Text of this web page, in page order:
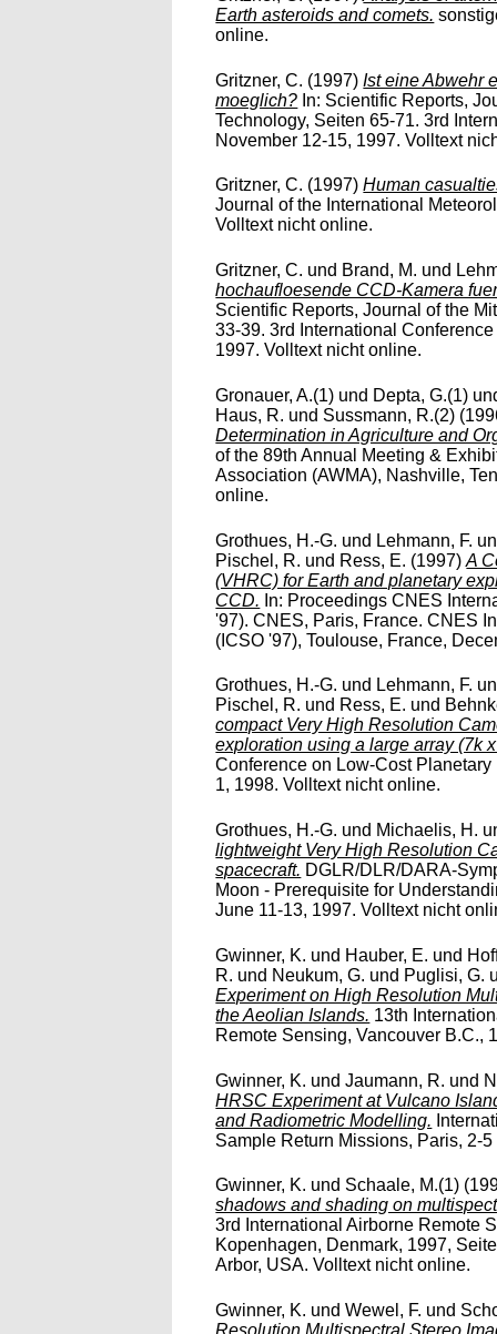
Earth asteroids and comets.
online.
Gritzner, C. (1997)Ist eine Abwehr
moeglich? In: Scientific Reports,
Technology, Seiten 65-71. 3rd
November 12-15, 1997. Volltext
Gritzner, C. (1997)Human
Journal of the International
Volltext nicht online.
Gritzner, C. und Brand, M. und
hochaufloesende CCD-Kamera
Scientific Reports, Journal of the
33-39. 3rd International
1997. Volltext nicht online.
Gronauer, A.(1) und Depta, G.(1)
Haus, R. und Sussmann, R.(2)
Determination in Agriculture and
of the 89th Annual Meeting &
Association (AWMA), Nashville,
online.
Grothues, H.-G. und Lehmann, F.
Pischel, R. und Ress, E. (1997)A
(VHRC) for Earth and planetary
CCD. In: Proceedings CNES
'97). CNES, Paris, France. CNES
(ICSO '97), Toulouse, France,
Grothues, H.-G. und Lehmann, F.
Pischel, R. und Ress, E. und
compact Very High Resolution
exploration using a large array (7k
Conference on Low-Cost
1, 1998. Volltext nicht online.
Grothues, H.-G. und Michaelis, H.
lightweight Very High Resolution
spacecraft. DGLR/DLR/DARA-
Moon - Prerequisite for
June 11-13, 1997. Volltext nicht
Gwinner, K. und Hauber, E. und
R. und Neukum, G. und Puglisi, G.
Experiment on High Resolution
the Aeolian Islands. 13th
Remote Sensing, Vancouver B.C.,
Gwinner, K. undJaumann, R. und
HRSC Experiment at Vulcano
and Radiometric Modelling.
Sample Return Missions, Paris, 2-
Gwinner, K. und Schaale, M.(1)
shadows and shading on
3rd International Airborne Remote
Kopenhagen, Denmark, 1997,
Arbor, USA. Volltext nicht online.
Gwinner, K. undWewel, F. und
Resolution Multispectral Stereo